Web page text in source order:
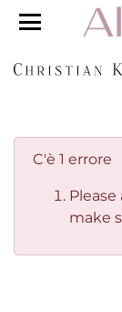
C'è 1 errore
make